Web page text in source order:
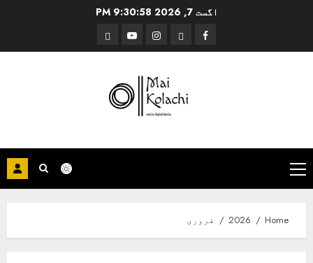
اگست 7, 2026 9:30:58 PM
Facebook
Instagram
YouTube
Threads
Primary
Menu
Home
2026 فروری